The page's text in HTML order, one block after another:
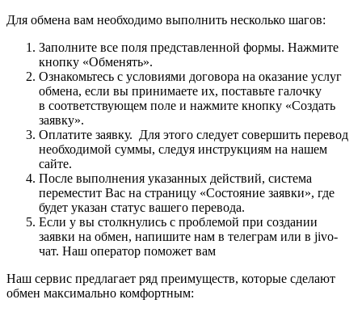
Для обмена вам необходимо выполнить несколько шагов:
Заполните все поля представленной формы. Нажмите
кнопку «Обменять».
Ознакомьтесь с условиями договора на оказание услуг
обмена, если вы принимаете их, поставьте галочку
в соответствующем поле и нажмите кнопку «Создать
заявку».
Оплатите заявку. Для этого следует совершить перевод
необходимой суммы, следуя инструкциям на нашем
сайте.
После выполнения указанных действий, система
переместит Вас на страницу «Состояние заявки», где
будет указан статус вашего перевода.
Если у вы столкнулись с проблемой при создании
заявки на обмен, напишите нам в телеграм или в jivo-
чат. Наш оператор поможет вам
Наш сервис предлагает ряд преимуществ, которые сделают
обмен максимально комфортным: